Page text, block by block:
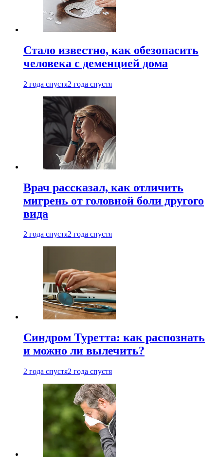
Стало известно, как обезопасить
человека с деменцией дома
2 года спустя2 года спустя
Врач рассказал, как отличить
мигрень от головной боли другого
вида
2 года спустя2 года спустя
Синдром Туретта: как распознать
и можно ли вылечить?
2 года спустя2 года спустя